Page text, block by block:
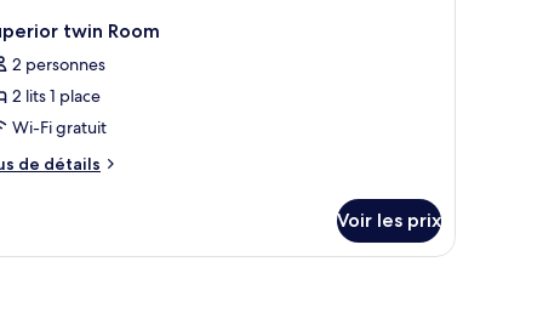
twin Room
2 personnes
2 lits 1 place
Wi-Fi gratuit
de détails
Voir les prix
vue à travers des rideaux légers.